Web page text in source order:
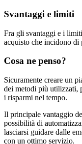
Svantaggi e limiti
Fra gli svantaggi e i
acquisto che incidono
Cosa ne penso?
Sicuramente creare un
dei metodi più utilizzati,
i risparmi nel tempo.
Il principale vantaggio
possibilità di
lasciarsi guidare dalle
con un ottimo servizio.